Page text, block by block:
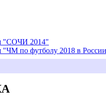
"СОЧИ 2014"
"ЧМ по футболу 2018 в